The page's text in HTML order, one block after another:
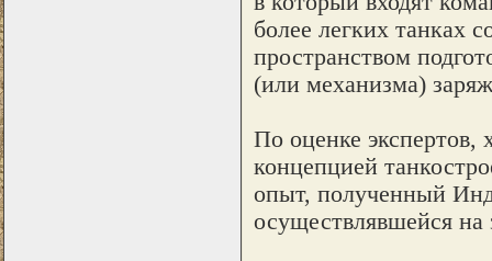
более легких танках
пространством
(или механизма)
По оценке экспертов,
концепцией
опыт, полученный
осуществлявшейся на